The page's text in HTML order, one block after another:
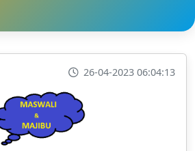
26-04-2023 06:04:13